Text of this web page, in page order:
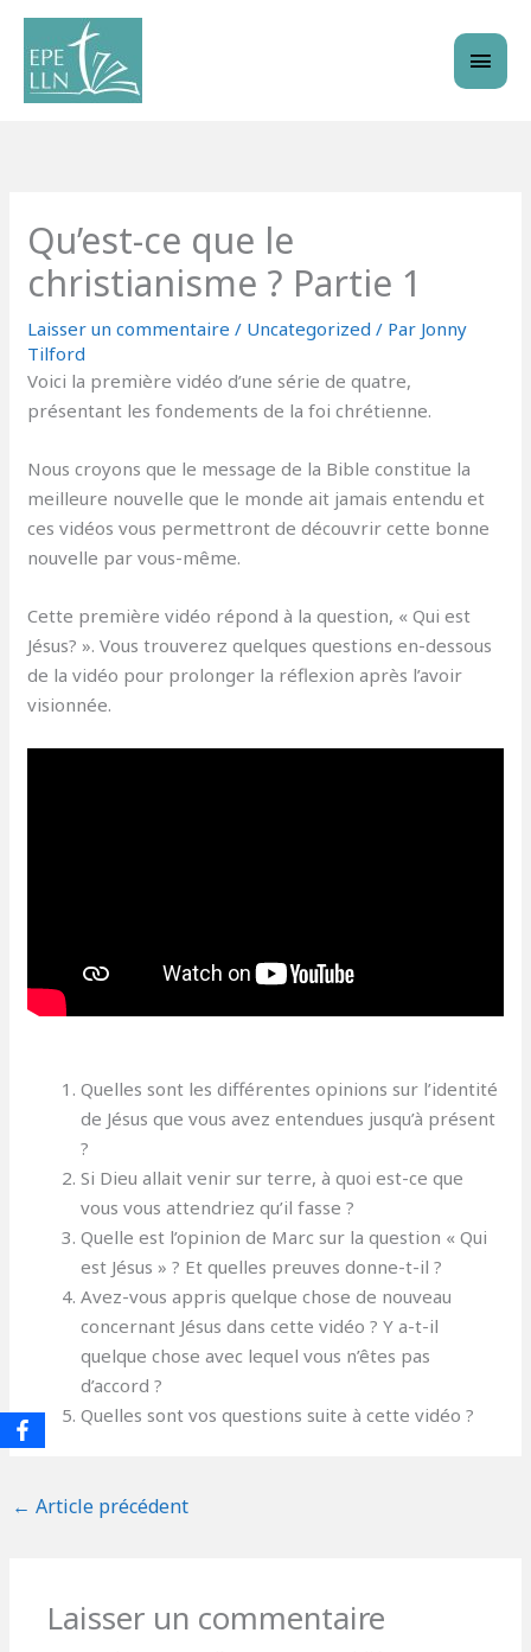
Aller
contenu
Qu’est-ce que le
christianisme ? Partie 1
Laisser un commentaire / Uncategorized / Par Jonny
Tilford
Voici la première vidéo d’une série de quatre,
présentant les fondements de la foi chrétienne.
Nous croyons que le message de la Bible constitue la
meilleure nouvelle que le monde ait jamais entendu et
ces vidéos vous permettront de découvrir cette bonne
nouvelle par vous-même.
Cette première vidéo répond à la question, « Qui est
Jésus? ». Vous trouverez quelques questions en-dessous
de la vidéo pour prolonger la réflexion après l’avoir
visionnée.
Quelles sont les différentes opinions sur l’identité
de Jésus que vous avez entendues jusqu’à présent
?
Si Dieu allait venir sur terre, à quoi est-ce que
vous vous attendriez qu’il fasse ?
Quelle est l’opinion de Marc sur la question « Qui
est Jésus » ? Et quelles preuves donne-t-il ?
Avez-vous appris quelque chose de nouveau
concernant Jésus dans cette vidéo ? Y a-t-il
quelque chose avec lequel vous n’êtes pas
d’accord ?
Quelles sont vos questions suite à cette vidéo ?
← Article précédent
Laisser un commentaire